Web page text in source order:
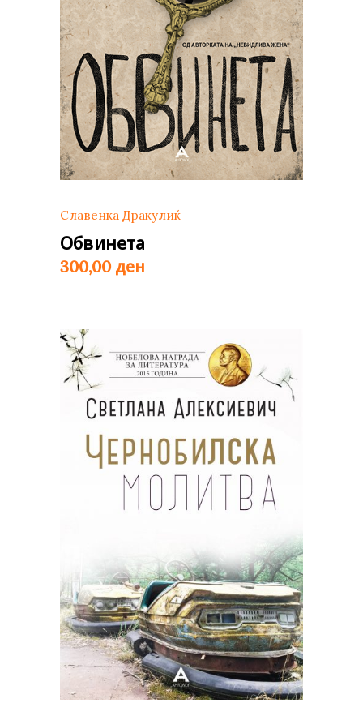
Славенка Дракулиќ
Обвинета
300,00 ден